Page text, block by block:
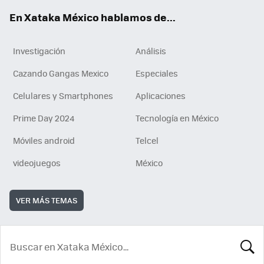
En Xataka México hablamos de...
Investigación
Análisis
Cazando Gangas Mexico
Especiales
Celulares y Smartphones
Aplicaciones
Prime Day 2024
Tecnología en México
Móviles android
Telcel
videojuegos
México
VER MÁS TEMAS